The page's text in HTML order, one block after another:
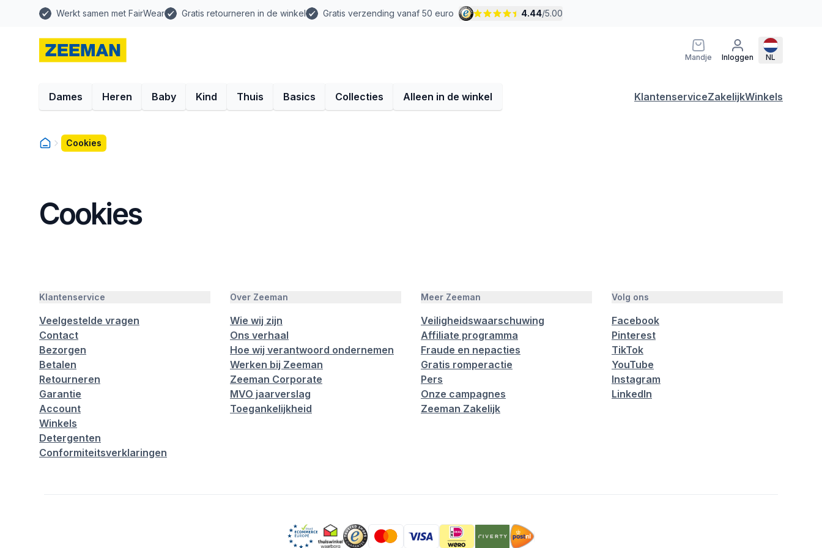
Werkt samen met FairWear Gratis retourneren in de winkel Gratis verzending vanaf 50 euro 4.44/5.00
Mandje Inloggen NL
Dames Heren Baby Kind Thuis Basics Collecties Alleen in de winkel KlantenserviceZakelijkWinkels
Cookies
Cookies
Klantenservice
Veelgestelde vragen
Contact
Bezorgen
Betalen
Retourneren
Garantie
Account
Winkels
Detergenten
Conformiteitsverklaringen
Over Zeeman
Wie wij zijn
Ons verhaal
Hoe wij verantwoord ondernemen
Werken bij Zeeman
Zeeman Corporate
MVO jaarverslag
Toegankelijkheid
Meer Zeeman
Veiligheidswaarschuwing
Affiliate programma
Fraude en nepacties
Gratis romperactie
Pers
Onze campagnes
Zeeman Zakelijk
Volg ons
Facebook
Pinterest
TikTok
YouTube
Instagram
LinkedIn